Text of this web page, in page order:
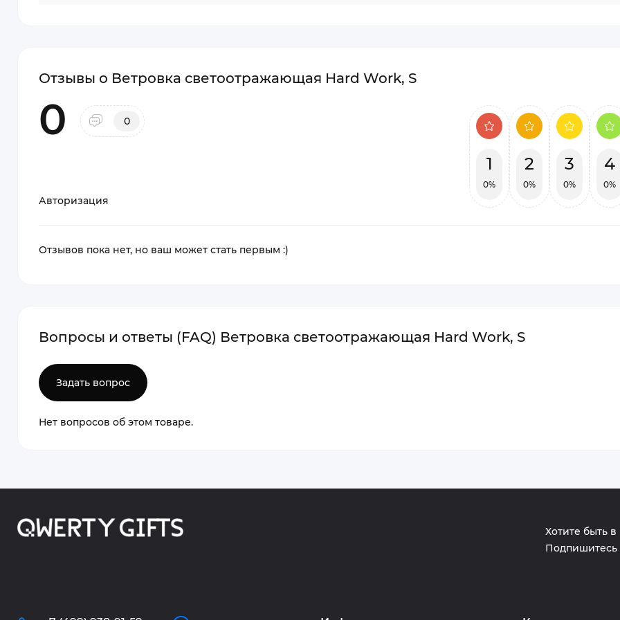
Отзывы о Ветровка светоотражающая Hard Work, S
0 0
Авторизация
1
0%
2
0%
3
0%
4
0%
Отзывов пока нет, но ваш может стать первым :)
Вопросы и ответы (FAQ) Ветровка светоотражающая Hard Work, S
Задать вопрос
Нет вопросов об этом товаре.
Хотите быть
Подпишитесь